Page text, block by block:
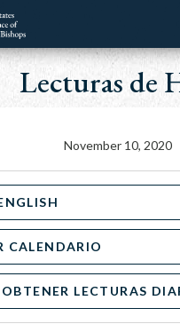
Main
navigation
Lecturas de
November 10, 2020
CALENDARIO
OBTENER LECTURAS